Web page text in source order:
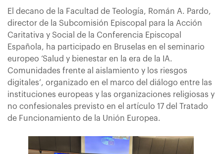
El decano de la Facultad de Teología, Román A. Pardo,
director de la Subcomisión Episcopal para la Acción
Caritativa y Social de la Conferencia Episcopal
Española, ha participado en Bruselas en el seminario
europeo ‘Salud y bienestar en la era de la IA.
Comunidades frente al aislamiento y los riesgos
digitales’, organizado en el marco del diálogo entre las
instituciones europeas y las organizaciones religiosas y
no confesionales previsto en el artículo 17 del Tratado
de Funcionamiento de la Unión Europea.